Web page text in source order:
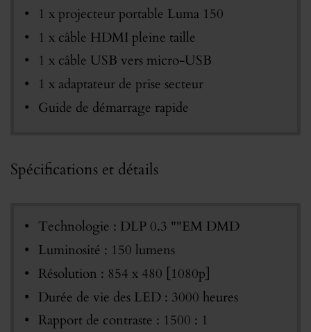
1 x projecteur portable Luma 150
1 x câble HDMI pleine taille
1 x câble USB vers micro-USB
1 x adaptateur de prise secteur
Guide de démarrage rapide
Spécifications et détails
Technologie : DLP 0.3 ""EM DMD
Luminosité : 150 lumens
Résolution : 854 x 480 [1080p]
Durée de vie des LED : 3000 heures
Rapport de contraste : 1500 : 1